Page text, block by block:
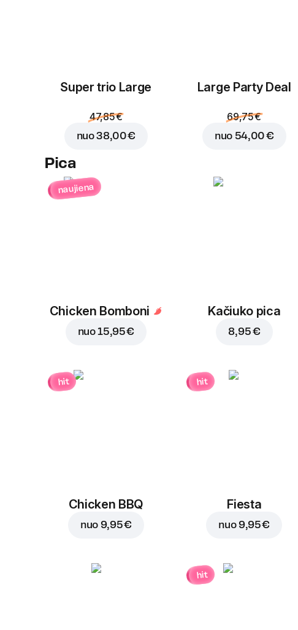
Super trio Large
47,85 €
nuo38,00 €
Large Party Deal
69,75 €
nuo 54,00 €
Pica
naujiena
Chicken Bomboni
nuo15,95 €
Kačiuko pica
8,95 €
hit
Chicken BBQ
nuo 9,95 €
hit
Fiesta
nuo 9,95 €
hit